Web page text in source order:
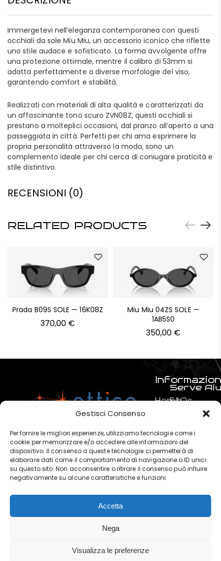
Gestisci Consenso
Per fornire le migliori esperienze, utilizziamo tecnologie come i
cookie per memorizzare e/o accedere alle informazioni del
dispositivo. Il consenso a queste tecnologie ci permetterà di
elaborare dati come il comportamento di navigazione o ID unici
su questo sito. Non acconsentire o ritirare il consenso può influire
negativamente su alcune caratteristiche e funzioni.
Accetta
Nega
Visualizza le preferenze
Immergetevi nell’eleganza contemporanea con questi
occhiali da sole Miu Miu, un accessorio iconico che riflette
uno stile audace e sofisticato. La forma avvolgente offre
una protezione ottimale, mentre il calibro di 53mm si
adatta perfettamente a diverse morfologie del viso,
garantendo comfort e stabilità.
Realizzati con materiali di alta qualità e caratterizzati da
un affascinante tono scuro ZVN08Z, questi occhiali si
prestano a molteplici occasioni, dal pranzo all’aperto a una
passeggiata in città. Perfetti per chi ama esprimere la
propria personalità attraverso la moda, sono un
complemento ideale per chi cerca di coniugare praticità e
stile distintivo.
RECENSIONI (0)
RELATED PRODUCTS
Prada B09S SOLE — 16K08Z
370,00 €
Miu Miu 04ZS SOLE —
1AB5S0
350,00 €
Home
Chi
siamo
?
Contatti
Serve
FAQs
Pagamenti
Termini e
Privacy &
Clickoso